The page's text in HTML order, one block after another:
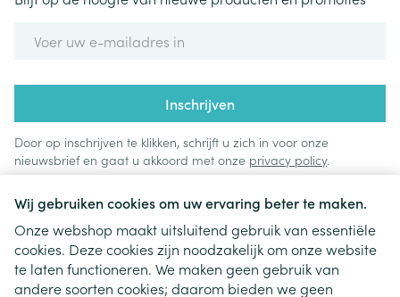
Wij gebruiken cookies om uw ervaring beter te maken.
Onze webshop maakt uitsluitend gebruik van essentiële
cookies. Deze cookies zijn noodzakelijk om onze website
te laten functioneren. We maken geen gebruik van
andere soorten cookies; daarom bieden we geen
Inschrijven
Door op inschrijven te klikken, schrijft u zich in voor onze
nieuwsbrief en gaat u akkoord met onze privacy policy.